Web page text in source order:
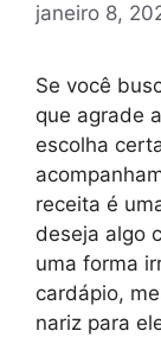
janeiro 8,
Se você
que agrade
escolha
receita é
deseja algo
uma forma
cardápio,
nariz para